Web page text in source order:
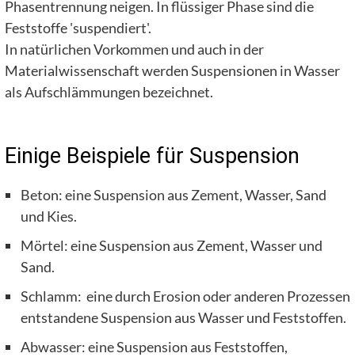
Phasentrennung neigen. In flüssiger Phase sind die
Feststoffe 'suspendiert'.
In natürlichen Vorkommen und auch in der
Materialwissenschaft werden Suspensionen in Wasser
als Aufschlämmungen bezeichnet.
Einige Beispiele für Suspension
Beton: eine Suspension aus Zement, Wasser, Sand
und Kies.
Mörtel: eine Suspension aus Zement, Wasser und
Sand.
Schlamm: eine durch Erosion oder anderen Prozessen
entstandene Suspension aus Wasser und Feststoffen.
Abwasser: eine Suspension aus Feststoffen,